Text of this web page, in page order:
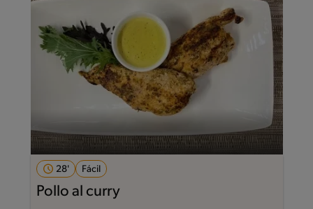
28' Fácil
Pollo al curry